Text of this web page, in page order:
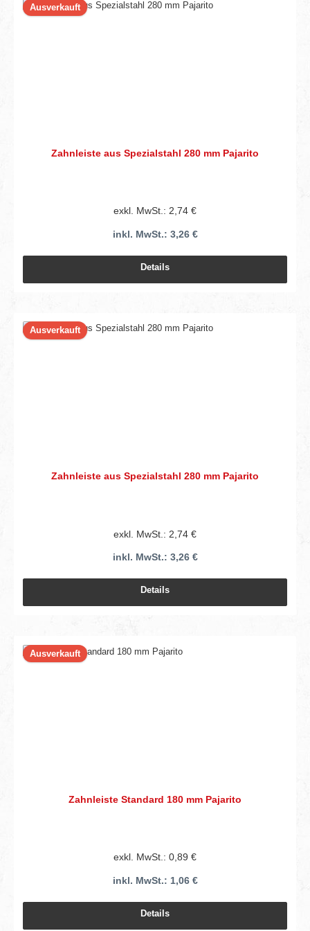
Ausverkauft
Zahnleiste aus Spezialstahl 280 mm Pajarito
exkl. MwSt.: 2,74 €
inkl. MwSt.: 3,26 €
Details
Ausverkauft
Zahnleiste aus Spezialstahl 280 mm Pajarito
exkl. MwSt.: 2,74 €
inkl. MwSt.: 3,26 €
Details
Ausverkauft
Zahnleiste Standard 180 mm Pajarito
exkl. MwSt.: 0,89 €
inkl. MwSt.: 1,06 €
Details